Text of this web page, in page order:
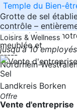
Temple du Bien-
Grotte de sel
contrôle –
recherché pour
meublée et
-----
Nordrhein-
Loisirs & Wellness
jusqu'à 10 employés
Landkreis Borken
Offre
Vente d'entreprise